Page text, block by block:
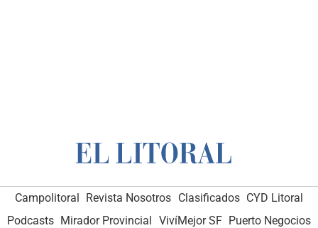
Campolitoral Revista Nosotros Clasificados CYD Litoral
Podcasts Mirador Provincial VivíMejor SF Puerto Negocios